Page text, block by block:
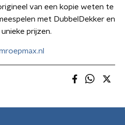
van een kopie weten te
met DubbelDekker en
prijzen.